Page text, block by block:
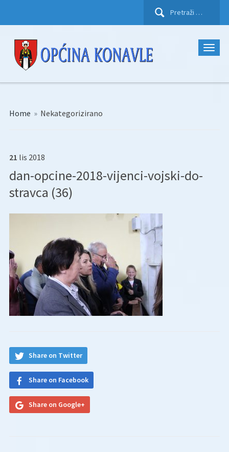
Pretraži:
Home » Nekategorizirano
21 lis 2018
dan-opcine-2018-vijenci-vojski-do-
stravca (36)
Share on Twitter
Share on Facebook
Share on Google+